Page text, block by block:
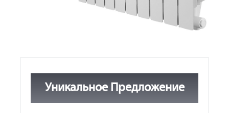
8 (495) 780-01-12
Уникальное Предложение